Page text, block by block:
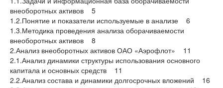
внеоборотных активов 5
1.2.Понятие и показатели используемые в анализе 6
1.3.Методика проведения анализа оборачиваемости
внеоборотных активов 8
2.Анализ внеоборотных активов ОАО «Аэрофлот» 11
2.1.Анализ динамики структуры использования основного
капитала и основных средств 11
2.2.Анализ состава и динамики долгосрочных вложений 16